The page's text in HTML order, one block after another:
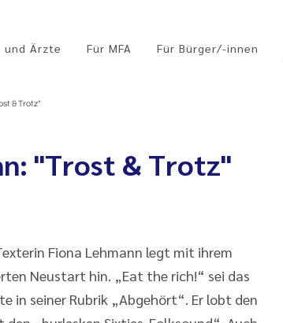
und Ärzte Für MFA Für Bürger/-innen
& Trotz"
"Trost & Trotz"
Fiona Lehmann legt mit ihrem
Neustart hin. „Eat the rich!“ sei das
in seiner Rubrik „Abgehört“. Er lobt den